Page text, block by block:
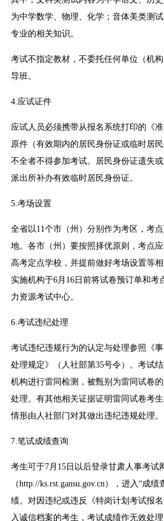
为中学数学、物理、化学；音体美类测
专业的相关知识。
考试不指定教材，不委托任何单位（机
导班。
4.应试证件
应试人员必须携带从报名系统打印的《
原件（有效期内的居民身份证或临时居
不全者不得参加考试。居民身份证遗失
派出所补办有效临时居民身份证。
5.考场设置
全省以11个市（州）分别作为考区，考
地。各市（州）要按照择优原则，考点
高考定点学校，并提前做好考场设置等
实施机构于6月16日前将试卷预订单和考
力资源考试中心。
6.考试违纪处理
考试违纪违规行为的认定与处理参照《
处理规定》（人社部第35号令）。考试
机构进行雷同检测，被甄别为雷同试卷
处理。有其他相关证据证明雷同试卷考
情形由人社部门对其做出违纪违规处理。
7.笔试成绩查询
考生可于7月15日以后登录甘肃人事考试
（http://ks.rst.gansu.gov.cn），进入“成
绩。对因违纪或违反《特岗计划考试报
入诚信档案的考生，考试成绩作无效处理